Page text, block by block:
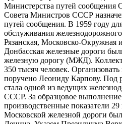
Министерства путей сообщения
Совета Министров СССР
путей сообщения. В 1959 году
обслуживания
Рязанская, Московско-Окружная
Донбасская железные дороги
железную дорогу (МЖД).
350 тысяч человек.
поручено Леониду Карпову.
стала одной из ведущих
СССР. За образцовое
производственные показатели
Московской железной дороги